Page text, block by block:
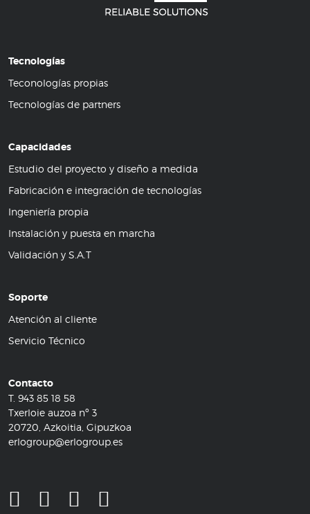
Tecnologías
Teconologías propias
Tecnologías de partners
Capacidades
Estudio del proyecto y diseño a medida
Fabricación e integración de tecnologías
Ingeniería propia
Instalación y puesta en marcha
Validación y S.A.T
Soporte
Atención al cliente
Servicio Técnico
Contacto
T. 943 85 18 58
Txerloie auzoa nº 3
20720, Azkoitia, Gipuzkoa
erlogroup@erlogroup.es